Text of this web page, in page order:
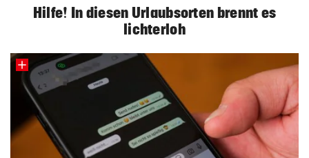
Hilfe! In diesen Urlaubsorten brennt es
lichterloh